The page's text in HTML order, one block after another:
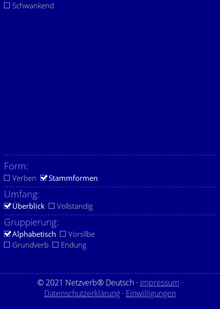
Schwankend
Form:
Verben Stammformen
Umfang:
Überblick Vollständig
Gruppierung:
Alphabetisch
Vorsilbe
Grundverb
Endung
© 2021 Netzverb® Deutsch · Impressum ·
Datenschutzerklärung · Einwilligungen